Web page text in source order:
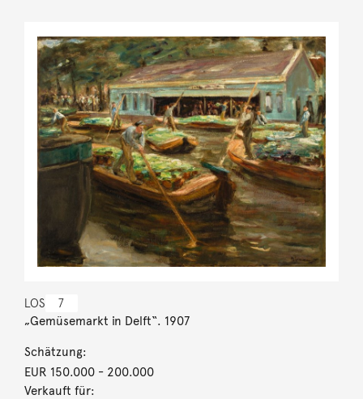
LOS 7
„Gemüsemarkt in Delft“. 1907
Schätzung:
EUR 150.000- 200.000
Verkauft für: